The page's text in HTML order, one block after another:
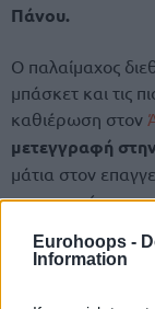
Eurohoops -
Information
Πάνου.
Ο παλαίμαχος
μπάσκετ και τις
καθιέρωση στον
μετεγγραφή
μάτια στον
τυροκροκέτες και